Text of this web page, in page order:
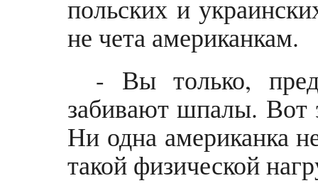
польских и
не чета американкам.
- Вы только,
забивают шпалы.
Ни одна американка
такой физической